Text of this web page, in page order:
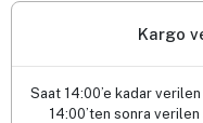
Kargo
Saat 14:00’e kadar
14:00’ten sonra